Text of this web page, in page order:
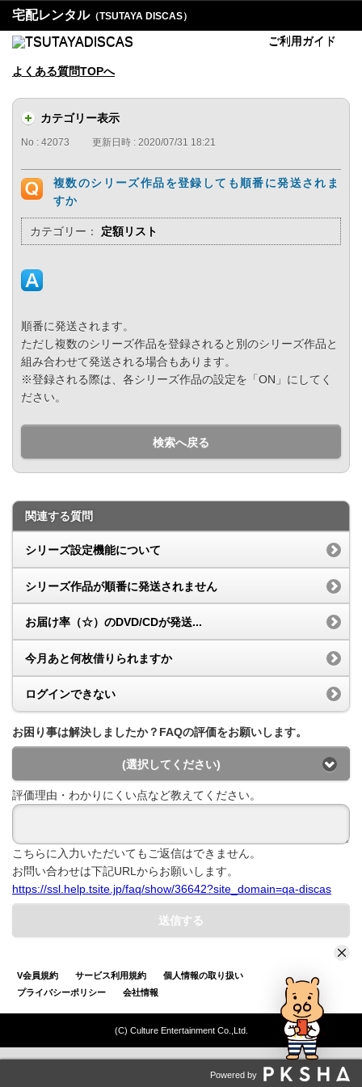
宅配レンタル（TSUTAYA DISCAS）
ご利用ガイド
よくある質問TOPへ
カテゴリー表示
No : 42073 更新日時 : 2020/07/31 18:21
複数のシリーズ作品を登録しても順番に発送されま
すか
カテゴリー： 定額リスト
順番に発送されます。
ただし複数のシリーズ作品を登録されると別のシリーズ作品と
組み合わせて発送される場合もあります。
※登録される際は、各シリーズ作品の設定を「ON」にしてく
ださい。
検索へ戻る
関連する質問
シリーズ設定機能について
シリーズ作品が順番に発送されません
お届け率（☆）のDVD/CDが発送...
今月あと何枚借りられますか
ログインできない
お困り事は解決しましたか？FAQの評価をお願いします。
(選択してください)
評価理由・わかりにくい点など教えてください。
こちらに入力いただいてもご返信はできません。
お問い合わせは下記URLからお願いします。
https://ssl.help.tsite.jp/faq/show/36642?site_domain=qa-discas
送信する
V会員規約 サービス利用規約
個人情報の取り扱い
プライバシーポリシー
会社情報
(C) Culture Entertainment Co.,Ltd.
Powered by